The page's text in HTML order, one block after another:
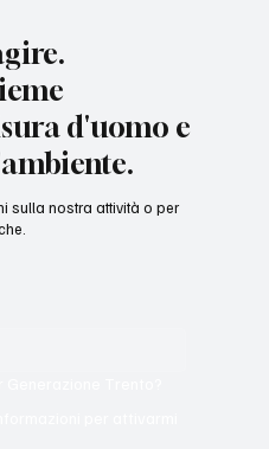
d'uomo e
sulla nostra attività o per